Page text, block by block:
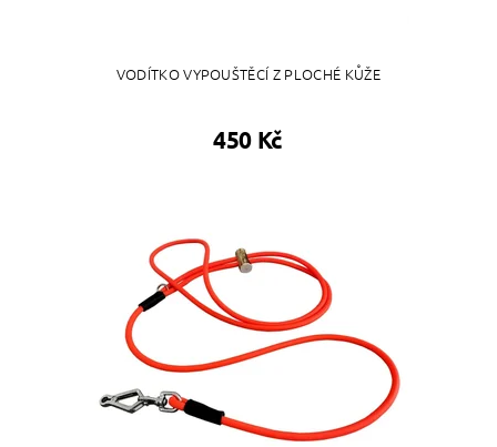
VODÍTKO VYPOUŠTĚCÍ Z PLOCHÉ KŮŽE
450 Kč